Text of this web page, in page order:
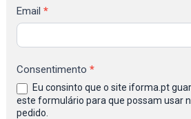
Formulário
de
Inscrição
Newsletter
IFORMA
Email*
Consentimento*
este formulário para que possam usar
pedido.